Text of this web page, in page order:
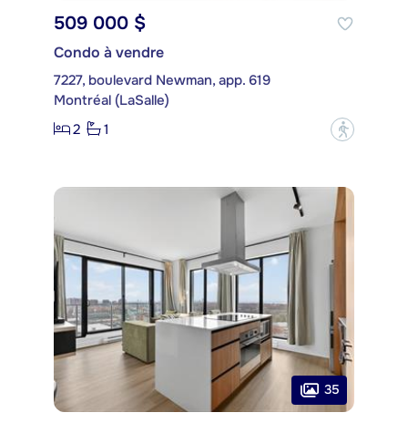
509 000 $
Condo à vendre
7227, boulevard Newman, app. 619
Montréal (LaSalle)
2
1 ?
35